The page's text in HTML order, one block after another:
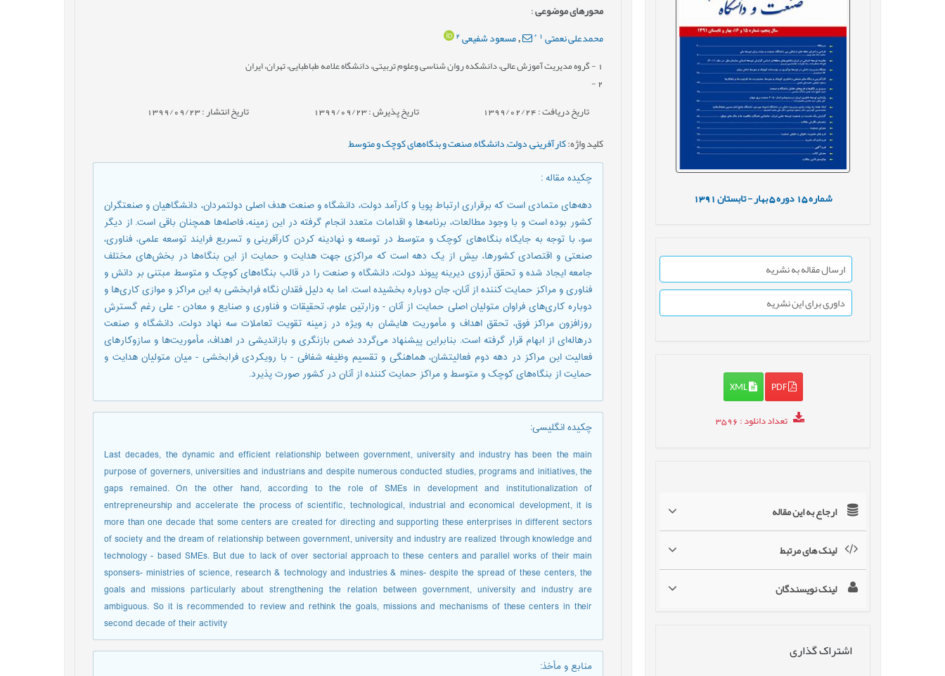
شماره15 دوره5 بهار - تابستان1391
ارسال مقاله به نشریه
داوری برای این نشریه
PDF
XML
تعداد دانلود: 3596
ارجاع به این مقاله
لینک های مرتبط
لینک نویسندگان
اشتراک گذاری
محورهای موضوعی:
محمدعلی نعمتی 1
*
,مسعود شفیعی2
1 - گروه مدیریت آموزش عالی، دانشکده روان شناسی وعلوم تربیتی، دانشگاه علامه طباطبایی، تهران، ایران
2
-
تاریخ دریافت : 1399/02/24 تاریخ پذیرش : 1399/09/23 تاریخ انتشار : 1399/09/23
کلید واژه:کارآفرينی,دولت,دانشگاه,صنعت و بنگاه‌ها‌ی کوچک و متوسط,
چکیده مقاله:
دهه‌ها‌ی متمادی است که برقراری ارتباط پويا و کارآمد دولت، دانشگاه و صنعت هدف اصلی دولتمردان، دانشگاهيان و صنعتگران
کشور بوده است و با وجود مطالعات، برنامه‌ها‌ و اقدامات متعدد انجام گرفته در اين زمينه، فاصله‌ها‌ همچنان باقی است. از ديگر
سو، با توجه به جايگاه بنگاه‌ها‌ی کوچک و متوسط در توسعه و نهادينه کردن کارآفرينی و تسريع فرايند توسعه علمی، فناوری،
صنعتی و اقتصادی کشورها، بيش از يک دهه است که مراکزی جهت هدايت و حمايت از اين بنگاه‌ها‌ در بخش‌ها‌ی مختلف
جامعه ايجاد شده و تحقق آرزوی ديرينه پيوند دولت، دانشگاه و صنعت را در قالب بنگاه‌ها‌ی کوچک و متوسط مبتنی بر دانش و
فناوری و مراکز حمايت کننده از آنان، جان دوباره بخشيده است. اما به دليل فقدان نگاه فرابخشی به اين مراکز و موازی کاری‌ها‌ و
دوباره کاری‌ها‌ی فراوان متوليان اصلی حمايت از آنان - وزارتين علوم، تحقيقات و فناوری و صنايع و معادن - علی رغم گسترش
روزافزون مراکز فوق، تحقق اهداف و مأموريت هایشان به ويژه در زمينه تقويت تعاملات سه نهاد دولت، دانشگاه و صنعت
در‌ها‌له‌ای از ابهام قرار گرفته است. بنابراين پيشنهاد می‌گردد ضمن بازنگری و بازانديشی در اهداف، مأموريت‌ها‌ و سازوکارهای
فعاليت اين مراکز در دهه دوم فعاليتشان، هماهنگی و تقسيم وظيفه شفافی - با رويکردی فرابخشی - ميان متوليان هدايت و
حمايت از بنگاه‌ها‌ی کوچک و متوسط و مراکز حمايت کننده از آنان در کشور صورت پذيرد.
چکیده انگلیسی:
Last decades, the dynamic and efficient relationship between government, university and industry has been the main
purpose of governers, universities and industrians and despite numerous conducted studies, programs and initiatives, the
gaps remained. On the other hand, according to the role of SMEs in development and institutionalization of
entrepreneurship and accelerate the process of scientific, technological, industrial and economical development, it is
more than one decade that some centers are created for directing and supporting these enterprises in different sectors
of society and the dream of relationship between government, university and industry are realized through knowledge and
technology - based SMEs. But due to lack of over sectorial approach to these centers and parallel works of their main
sponsers- ministries of science, research & technology and industries & mines- despite the spread of these centers, the
goals and missions particularly about strengthening the relation between government, university and industry are
ambiguous. So it is recommended to review and rethink the goals, missions and mechanisms of these centers in their
second decade of their activity
منابع و مأخذ: